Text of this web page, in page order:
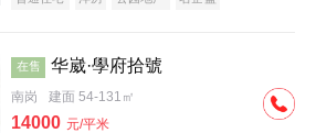
在售 华崴·學府拾號
南岗 建面 54-131㎡
14000 元/平米